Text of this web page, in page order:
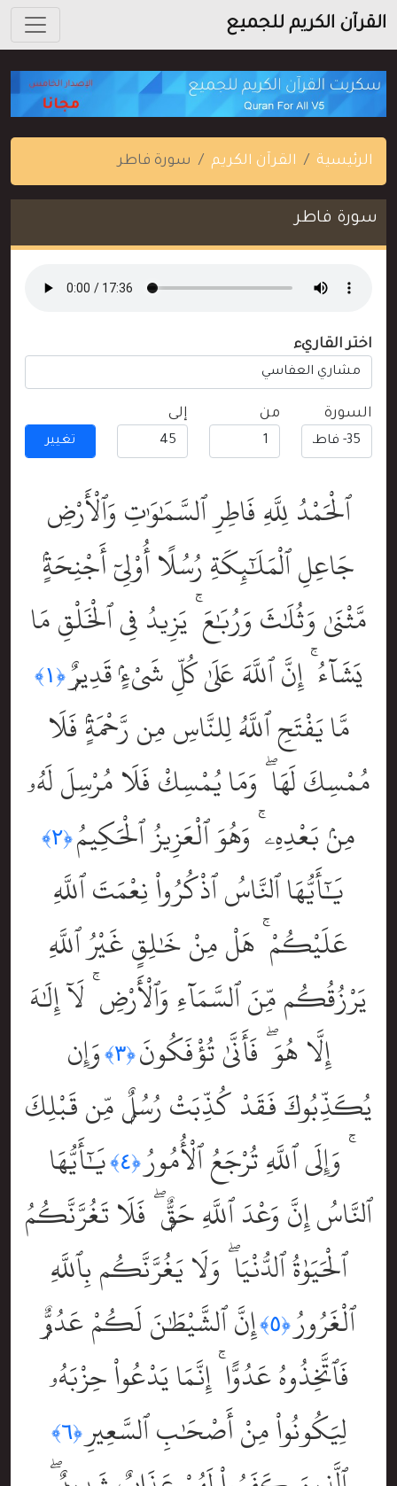
القرآن الكريم للجميع
الرئيسية القرآن الكريم سورة فاطر
سورة فاطر
اختر القاريء
السورة من إلى
تغيير
ٱلْحَمْدُ لِلَّهِ فَاطِرِ ٱلسَّمَٰوَٰتِ وَٱلْأَرْضِ
جَاعِلِ ٱلْمَلَٰٓئِكَةِ رُسُلًا أُوْلِىٓ أَجْنِحَةٍۢ
مَّثْنَىٰ وَثُلَٰثَ وَرُبَٰعَ ۚ يَزِيدُ فِى ٱلْخَلْقِ مَا
يَشَآءُ ۚ إِنَّ ٱللَّهَ عَلَىٰ كُلِّ شَىْءٍۢ قَدِيرٌۭ﴿١﴾
مَّا يَفْتَحِ ٱللَّهُ لِلنَّاسِ مِن رَّحْمَةٍۢ فَلَا
مُمْسِكَ لَهَا ۖ وَمَا يُمْسِكْ فَلَا مُرْسِلَ لَهُۥ
مِنۢ بَعْدِهِۦ ۚ وَهُوَ ٱلْعَزِيزُ ٱلْحَكِيمُ﴿٢﴾
يَٰٓأَيُّهَا ٱلنَّاسُ ٱذْكُرُواْ نِعْمَتَ ٱللَّهِ
عَلَيْكُمْ ۚ هَلْ مِنْ خَٰلِقٍ غَيْرُ ٱللَّهِ
يَرْزُقُكُم مِّنَ ٱلسَّمَآءِ وَٱلْأَرْضِ ۚ لَآ إِلَٰهَ
إِلَّا هُوَ ۖ فَأَنَّىٰ تُؤْفَكُونَ ﴿٣﴾
وَإِن
يُكَذِّبُوكَ فَقَدْ كُذِّبَتْ رُسُلٌۭ مِّن قَبْلِكَ
ۚ وَإِلَى ٱللَّهِ تُرْجَعُ ٱلْأُمُورُ﴿٤﴾
يَٰٓأَيُّهَا
ٱلنَّاسُ إِنَّ وَعْدَ ٱللَّهِ حَقٌّۭ ۖ فَلَا تَغُرَّنَّكُمُ
ٱلْحَيَوٰةُ ٱلدُّنْيَا ۖ وَلَا يَغُرَّنَّكُم بِٱللَّهِ
ٱلْغَرُورُ﴿٥﴾
إِنَّ ٱلشَّيْطَٰنَ لَكُمْ عَدُوٌّۭ
فَٱتَّخِذُوهُ عَدُوًّا ۚ إِنَّمَا يَدْعُواْ حِزْبَهُۥ
لِيَكُونُواْ مِنْ أَصْحَٰبِ ٱلسَّعِيرِ﴿٦﴾